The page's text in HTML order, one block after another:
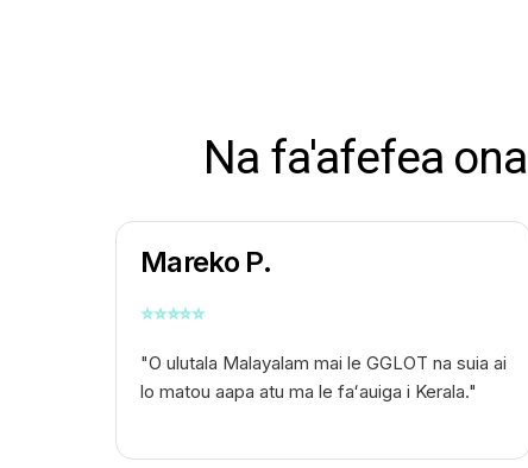
Na fa'afefea
Mareko P.
⭐⭐⭐⭐⭐
"O ulutala Malayalam mai le GGLOT na suia ai
lo matou aapa atu ma le faʻauiga i Kerala."